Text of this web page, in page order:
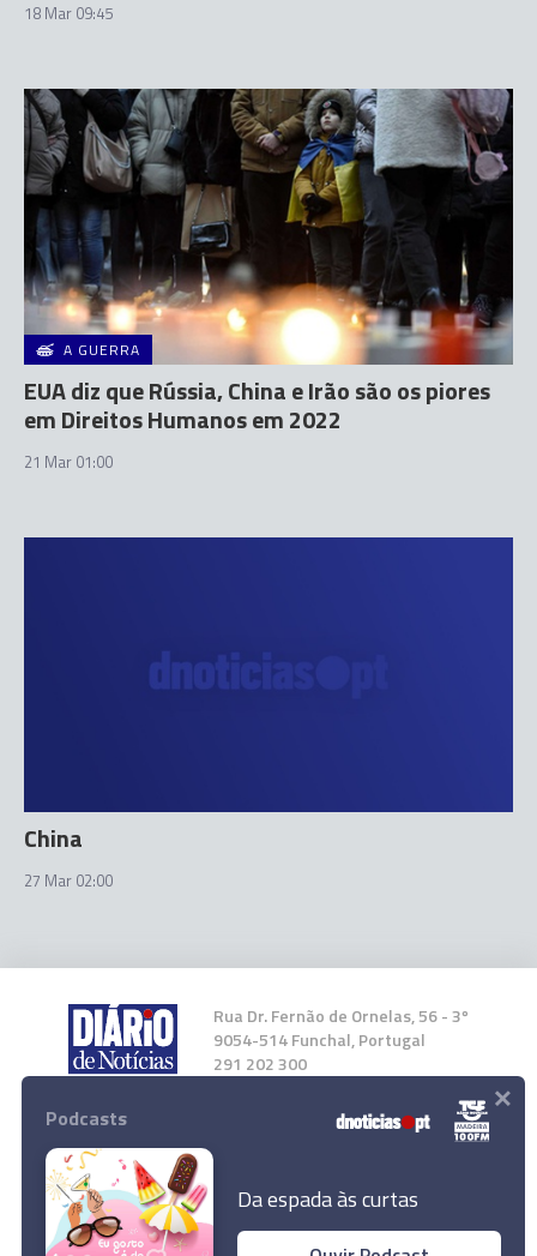
18 Mar 09:45
A GUERRA
EUA diz que Rússia, China e Irão são os piores
em Direitos Humanos em 2022
21 Mar 01:00
China
27 Mar 02:00
Rua Dr. Fernão de Ornelas, 56 - 3º
9054-514 Funchal, Portugal
291 202 300
Instale a nossa App
Podcasts
Da espada às curtas
×